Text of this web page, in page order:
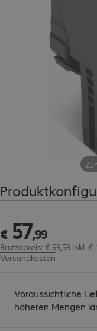
€ 57,99
€ 57,99
Bruttopreis: € 69,59 inkl. €
Versandkosten
Voraussichtliche
höheren Mengen